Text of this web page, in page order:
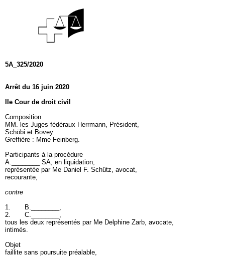
5A_325/2020
Arrêt du 16 juin 2020
IIe Cour de droit civil
Composition
MM. les Juges fédéraux Herrmann, Président,
Schöbi et Bovey.
Greffière : Mme Feinberg.
Participants à la procédure
A.________ SA, en liquidation,
représentée par Me Daniel F. Schütz, avocat,
recourante,
contre
1. B.________,
2. C.________,
tous les deux représentés par Me Delphine Zarb, avocate,
intimés.
Objet
faillite sans poursuite préalable,